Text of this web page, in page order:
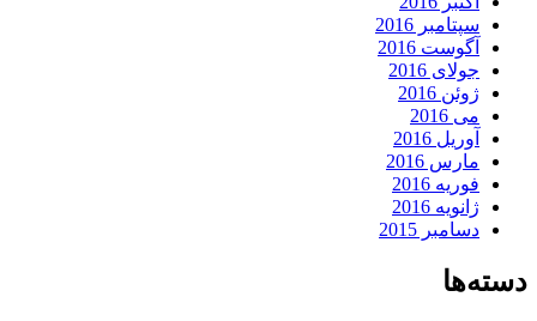
سپتامبر 2016
آگوست 2016
جولای 2016
ژوئن 2016
می 2016
آوریل 2016
مارس 2016
فوریه 2016
ژانویه 2016
دسامبر 2015
دسته‌ها